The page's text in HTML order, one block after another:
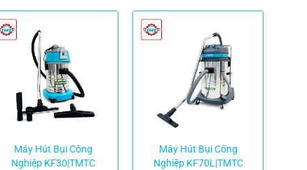
Máy Hút Bụi Công
Nghiệp KF30|TMTC
Máy Hút Bụi Công
Nghiệp KF70L|TMTC